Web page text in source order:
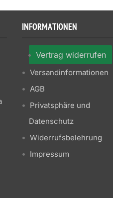
INFORMATIONEN
Vertrag widerrufen
Versandinformationen
AGB
Privatsphäre und
Datenschutz
Widerrufsbelehrung
Impressum